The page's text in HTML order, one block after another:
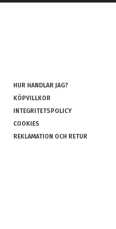
HUR HANDLAR JAG?
KÖPVILLKOR
INTEGRITETSPOLICY
COOKIES
REKLAMATION OCH RETUR